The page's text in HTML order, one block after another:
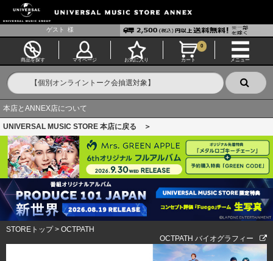
ゲスト 様
商品を探す マイページ お気に入り カート
0
メニュー
本店とANNEX店について
UNIVERSAL MUSIC STORE 本店に戻る ＞
STOREトップ> OCTPATH
OCTPATH バイオグラフィー